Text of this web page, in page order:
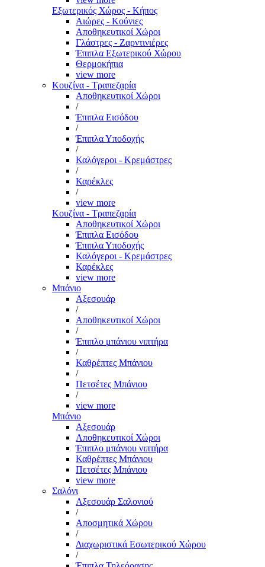
Εξωτερικός Χώρος - Κήπος
Αιώρες - Κούνιες
Αποθηκευτικοί Χώροι
Γλάστρες - Ζαρντινιέρες
Έπιπλα Εξωτερικού Χώρου
Θερμοκήπια
view more
Κουζίνα - Τραπεζαρία
Αποθηκευτικοί Χώροι
/
Έπιπλα Εισόδου
/
Έπιπλα Υποδοχής
/
Καλόγεροι - Κρεμάστρες
/
Καρέκλες
/
view more
Κουζίνα - Τραπεζαρία
Αποθηκευτικοί Χώροι
Έπιπλα Εισόδου
Έπιπλα Υποδοχής
Καλόγεροι - Κρεμάστρες
Καρέκλες
view more
Μπάνιο
Αξεσουάρ
/
Αποθηκευτικοί Χώροι
/
Έπιπλο μπάνιου νιπτήρα
/
Καθρέπτες Μπάνιου
/
Πετσέτες Μπάνιου
/
view more
Μπάνιο
Αξεσουάρ
Αποθηκευτικοί Χώροι
Έπιπλο μπάνιου νιπτήρα
Καθρέπτες Μπάνιου
Πετσέτες Μπάνιου
view more
Σαλόνι
Αξεσουάρ Σαλονιού
/
Αποσμητικά Χώρου
/
Διαχωριστικά Εσωτερικού Χώρου
/